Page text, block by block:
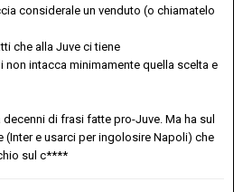
considerale un venduto (o chiamatelo
che alla Juve ci tiene
intacca minimamente quella scelta e
decenni di frasi fatte pro-Juve. Ma ha sul
(Inter e usarci per ingolosire Napoli) che
sul c****